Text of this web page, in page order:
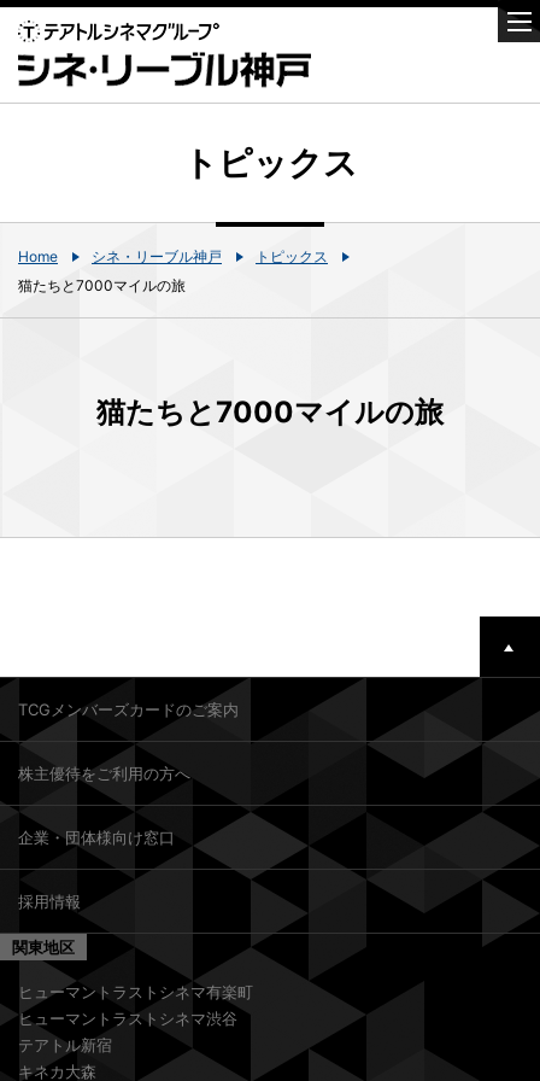
トピックス
Home シネ・リーブル神戸
トピックス
猫たちと7000マイルの旅
猫たちと7000マイルの旅
TCGメンバーズカードのご案内
株主優待をご利用の方へ
企業・団体様向け窓口
採用情報
関東地区
ヒューマントラストシネマ有楽町
ヒューマントラストシネマ渋谷
テアトル新宿
キネカ大森